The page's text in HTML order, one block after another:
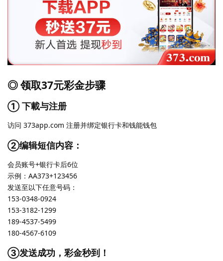
◎ 领取37元彩金步骤
① 下載与注册
访问 373app.com 注册并绑定银行卡和钱能钱包
②编辑短信内容：
会员账号+银行卡后6位
示例：AA373+123456
发送至以下任意号码：
153-0348-0924
153-3182-1299
189-4537-5499
180-4567-6109
③发送成功，彩金秒到！